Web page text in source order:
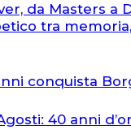
da Masters a
tra
conquista
40 anni